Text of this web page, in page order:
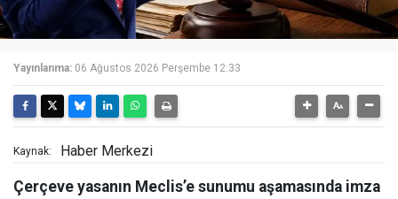
Yayınlanma: 06 Ağustos 2026 Perşembe 12:33
Kaynak: Haber Merkezi
Çerçeve yasanın Meclis’e sunumu aşamasında imza